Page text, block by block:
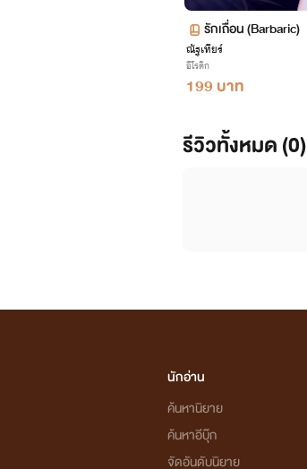
รักเถื่อน (Barbaric)
ณัฐเทียร์
อีโรติก
199 บาท
รีวิวทั้งหมด (0)
นักอ่าน
ค้นหานิยาย
ค้นหาอีบุ๊ก
จัดอันดับนิยาย